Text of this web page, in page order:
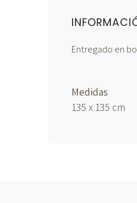
Entregado en
Medidas
135 x 135 cm